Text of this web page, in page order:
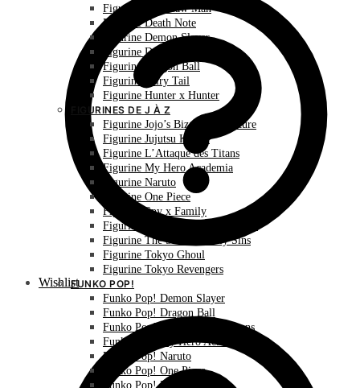
Wishlist
Figurine Chainsaw Man
Figurine Death Note
Figurine Demon Slayer
Figurine Dr Stone
Figurine Dragon Ball
Figurine Fairy Tail
Figurine Hunter x Hunter
FIGURINES DE J À Z
Figurine Jojo’s Bizarre Adventure
Figurine Jujutsu Kaisen
Figurine L’Attaque des Titans
Figurine My Hero Academia
Figurine Naruto
Figurine One Piece
Figurine Spy x Family
Figurine The Promised Neverland
Figurine The Seven Deadly Sins
Figurine Tokyo Ghoul
Figurine Tokyo Revengers
FUNKO POP!
Funko Pop! Demon Slayer
Funko Pop! Dragon Ball
Funko Pop! L’Attaque des Titans
Funko Pop! My Hero Academia
Funko Pop! Naruto
Funko Pop! One Piece
Funko Pop! Pokémon